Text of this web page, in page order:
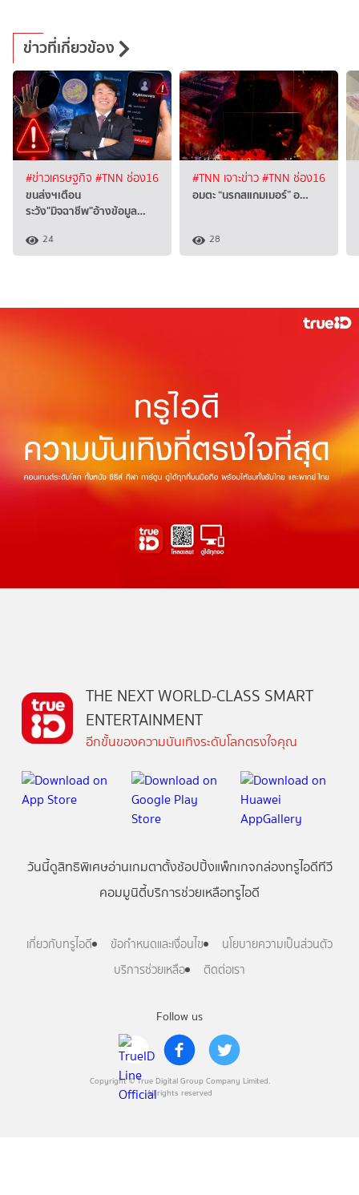
ข่าวที่เกี่ยวข้อง
#ข่าวเศรษฐกิจ #TNN ช่อง16
ขนส่งฯเตือน
ระวัง"มิจฉาชีพ"อ้างข้อมูล…
24
#TNN เจาะข่าว#TNN ช่อง16
อมตะ “นรกสแกมเมอร์” อ…
28
Follow us
Copyright © True Digital Group Company Limited.
All rights reserved
THE NEXT WORLD-CLASS SMART
ENTERTAINMENT
อีกขั้นของความบันเทิงระดับโลกตรงใจคุณ
วันนี้ดูสิทธิพิเศษอ่านเกมตาตั้งช้อปปิ้งแพ็กเกจกล่องทรูไอดีทีวี
คอมมูนิตี้บริการช่วยเหลือทรูไอดี
เกี่ยวกับทรูไอดี ข้อกำหนดและเงื่อนไข
นโยบายความเป็นส่วนตัว
บริการช่วยเหลือ
ติดต่อเรา